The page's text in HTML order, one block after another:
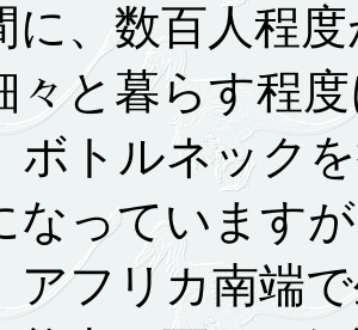
に、数百人程
と暮らす程度
ボトルネック
っています
フリカ南端で